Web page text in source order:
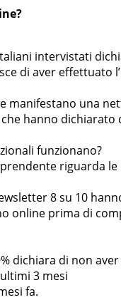
intervistati
di aver effettuato
manifestano una
hanno dichiarato
funzionano?
riguarda
8 su 10
online prima di
dichiara di non
3 mesi
fa.